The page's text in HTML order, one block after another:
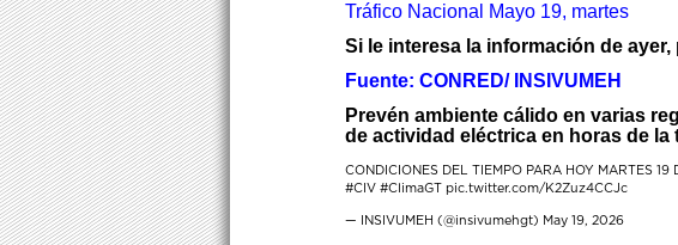
Tráfico Nacional Mayo 19, martes
Si le interesa la información de
Fuente: CONRED/ INSIVUMEH
Prevén ambiente cálido en varias
de actividad eléctrica en horas de la
CONDICIONES DEL TIEMPO PARA HOY MARTES 19
#CIV #ClimaGT pic.twitter.com/K2Zuz4CCJc
— INSIVUMEH (@insivumehgt) May 19, 2026